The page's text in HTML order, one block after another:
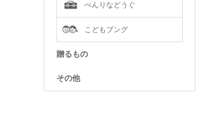
べんりなどうぐ
こどもブング
贈るもの
その他